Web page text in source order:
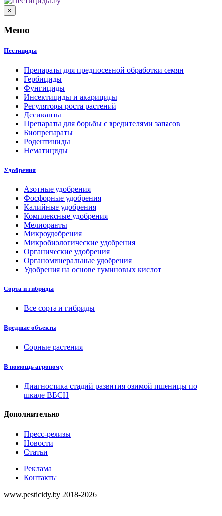
×
Меню
Пестициды
Препараты для предпосевной обработки семян
Гербициды
Фунгициды
Инсектициды и акарициды
Регуляторы роста растений
Десиканты
Препараты для борьбы с вредителями запасов
Биопрепараты
Родентициды
Нематициды
Удобрения
Азотные удобрения
Фосфорные удобрения
Калийные удобрения
Комплексные удобрения
Мелиоранты
Микроудобрения
Микробиологические удобрения
Органические удобрения
Органоминеральные удобрения
Удобрения на основе гуминовых кислот
Сорта и гибриды
Все сорта и гибриды
Вредные объекты
Сорные растения
В помощь агроному
Диагностика стадий развития озимой пшеницы по
шкале ВВСН
Дополнительно
Пресс-релизы
Новости
Статьи
Реклама
Контакты
www.pesticidy.by 2018-2026